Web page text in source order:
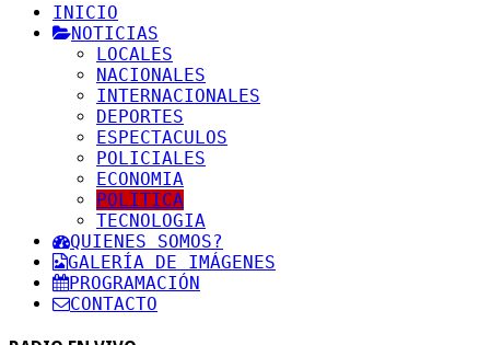
INICIO
NOTICIAS
LOCALES
NACIONALES
INTERNACIONALES
DEPORTES
ESPECTACULOS
POLICIALES
ECONOMIA
POLITICA
TECNOLOGIA
QUIENES SOMOS?
GALERÍA DE IMÁGENES
PROGRAMACIÓN
CONTACTO